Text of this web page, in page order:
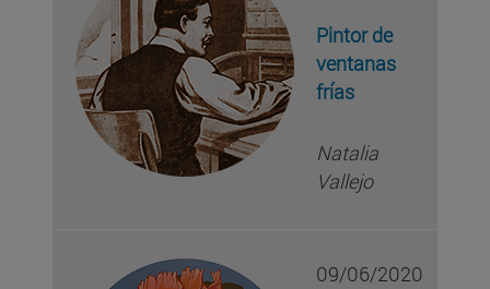
Pintor de
ventanas
frías
Natalia
Vallejo
09/06/2020